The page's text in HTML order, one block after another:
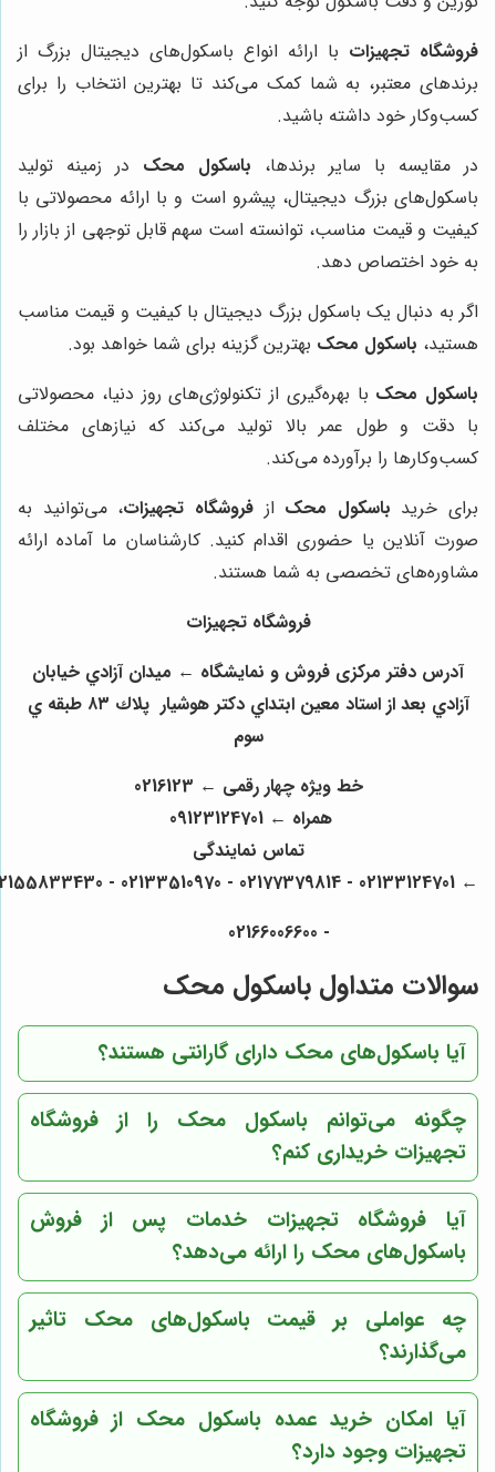
تجهیزاتبا ارائه انواع باسکول‌های دیجیتال بزرگ از
معتبر، به شما کمک می‌کند تا بهترین انتخاب را برای
خود داشته باشید.
مقایسه با سایر برندها،باسکول محکدر زمینه تولید
بزرگ دیجیتال، پیشرو است و با ارائه محصولاتی با
و قیمت مناسب، توانسته است سهم قابل توجهی از بازار را
خود اختصاص دهد.
به دنبال یک باسکول بزرگ دیجیتال با کیفیت و قیمت مناسب
باسکول محکبهترین گزینه برای شما خواهد بود.
محکبا بهره‌گیری از تکنولوژی‌های روز دنیا، محصولاتی
دقت و طول عمر بالا تولید می‌کند که نیازهای مختلف
را برآورده می‌کند.
خریدباسکول محکاز فروشگاه تجهیزات، می‌توانید به
آنلاین یا حضوری اقدام کنید. کارشناسان ما آماده ارائه
تخصصی به شما هستند.
فروشگاه تجهیزات
آدرس دفتر مرکزی فروش و نمایشگاه ← ميدان آزادي خيابان
آزادي بعد از استاد معين ابتداي دكتر هوشيار پلاك ٨٣ طبقه ي
سوم
خط ویژه چهار رقمی ← 0216123
همراه ← 09123124701
تماس نمایندگی
متداول باسکول محک
آیا باسکول‌های محک دارای گارانتی هستند؟
چگونه می‌توانم باسکول محک را از فروشگاه
تجهیزات خریداری کنم؟
آیا فروشگاه تجهیزات خدمات پس از فروش
باسکول‌های محک را ارائه می‌دهد؟
چه عواملی بر قیمت باسکول‌های محک تاثیر
می‌گذارند؟
آیا امکان خرید عمده باسکول محک از فروشگاه
تجهیزات وجود دارد؟